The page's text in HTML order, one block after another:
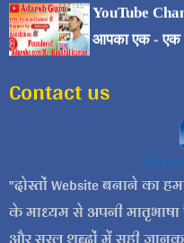
YouTube
आपका एक - एक
Contact us
दोस्तों Website बनाने का
के माध्यम से अपनी